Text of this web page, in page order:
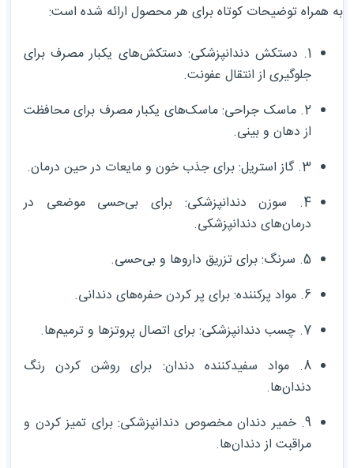
به همراه توضیحات کوتاه برای هر محصول ارائه شده است:
1. دستکش دندانپزشکی: دستکش‌های یکبار مصرف برای
جلوگیری از انتقال عفونت.
2. ماسک جراحی: ماسک‌های یکبار مصرف برای محافظت
از دهان و بینی.
3. گاز استریل: برای جذب خون و مایعات در حین درمان.
4. سوزن دندانپزشکی: برای بی‌حسی موضعی در
درمان‌های دندانپزشکی.
5. سرنگ: برای تزریق داروها و بی‌حسی.
6. مواد پرکننده: برای پر کردن حفره‌های دندانی.
7. چسب دندانپزشکی: برای اتصال پروتزها و ترمیم‌ها.
8. مواد سفیدکننده دندان: برای روشن کردن رنگ
دندان‌ها.
9. خمیر دندان مخصوص دندانپزشکی: برای تمیز کردن و
مراقبت از دندان‌ها.